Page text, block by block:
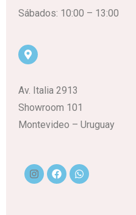
Sábados: 10:00 – 13:00
Av. Italia 2913
Showroom 101
Montevideo – Uruguay